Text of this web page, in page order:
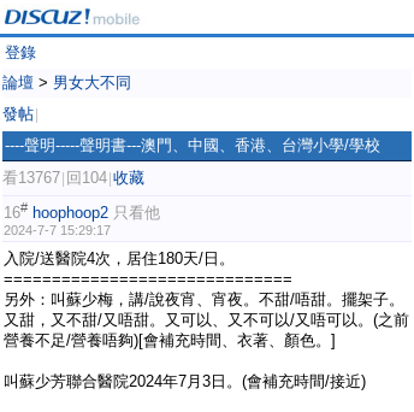
登錄
論壇 > 男女大不同
發帖
----聲明-----聲明書---澳門、中國、香港、台灣小學/學校
看13767 回104 收藏
16# hoophoop2 只看他
2024-7-7 15:29:17
入院/送醫院4次，居住180天/日。
==============================
另外：叫蘇少梅，講/說夜宵、宵夜。不甜/唔甜。擺架子。
又甜，又不甜/又唔甜。又可以、又不可以/又唔可以。(之前
營養不足/營養唔夠)[會補充時間、衣著、顏色。]
叫蘇少芳聯合醫院2024年7月3日。(會補充時間/接近)